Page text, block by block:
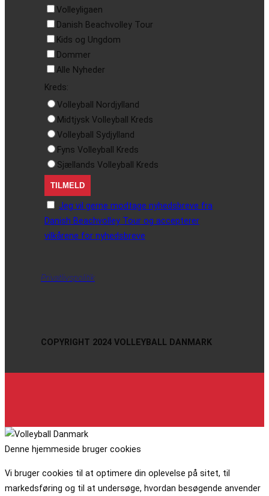
Volleyligaen
Danish Beachvolley Tour
Kids og Ungdom
Dommer
Alle Nyheder
Kreds:
Volleyball Nordjylland
Midtjysk Volleyball Kreds
Volleyball Sydjylland
Fyns Volleyball Kreds
Sjællands Volleyball Kreds
Jeg vil gerne modtage nyhedsbreve fra
Danish Beachvolley Tour og accepterer
vilkårene for nyhedsbreve
Privatlivspolitik
COPYRIGHT 2024 VOLLEYBALL DANMARK
Denne hjemmeside bruger cookies
Vi bruger cookies til at optimere din oplevelse på sitet, til
markedsføring og til at undersøge, hvordan besøgende anvender